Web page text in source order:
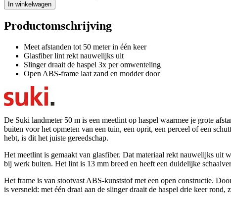
In winkelwagen
Productomschrijving
Meet afstanden tot 50 meter in één keer
Glasfiber lint rekt nauwelijks uit
Slinger draait de haspel 3x per omwenteling
Open ABS-frame laat zand en modder door
De Suki landmeter 50 m is een meetlint op haspel waarmee je grote
buiten voor het opmeten van een tuin, een oprit, een perceel of een
hebt, is dit het juiste gereedschap.
Het meetlint is gemaakt van glasfiber. Dat materiaal rekt nauwelijks uit
bij werk buiten. Het lint is 13 mm breed en heeft een duidelijke
Het frame is van stootvast ABS-kunststof met een open constructie.
is versneld: met één draai aan de slinger draait de haspel drie keer